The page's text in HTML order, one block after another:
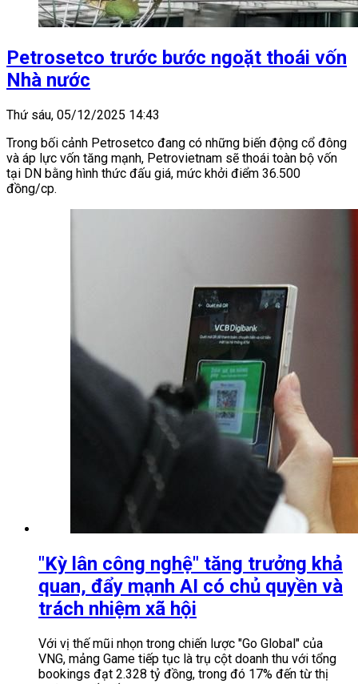
Petrosetco trước bước ngoặt thoái vốn
Nhà nước
Thứ sáu, 05/12/2025 14:43
Trong bối cảnh Petrosetco đang có những biến động cổ đông
và áp lực vốn tăng mạnh, Petrovietnam sẽ thoái toàn bộ vốn
tại DN bằng hình thức đấu giá, mức khởi điểm 36.500
đồng/cp.
"Kỳ lân công nghệ" tăng trưởng khả
quan, đẩy mạnh AI có chủ quyền và
trách nhiệm xã hội
Với vị thế mũi nhọn trong chiến lược "Go Global" của
VNG, mảng Game tiếp tục là trụ cột doanh thu với tổng
bookings đạt 2.328 tỷ đồng, trong đó 17% đến từ thị